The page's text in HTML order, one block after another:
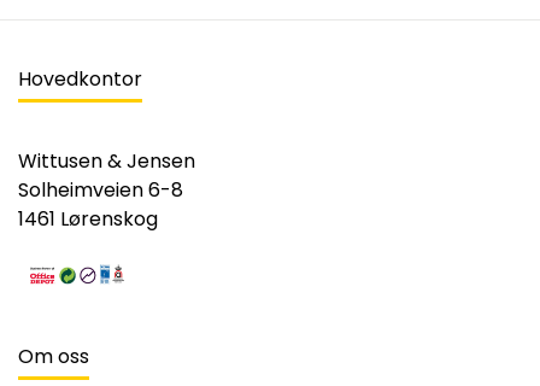
Hovedkontor
Wittusen & Jensen
Solheimveien 6-8
1461 Lørenskog
Om oss